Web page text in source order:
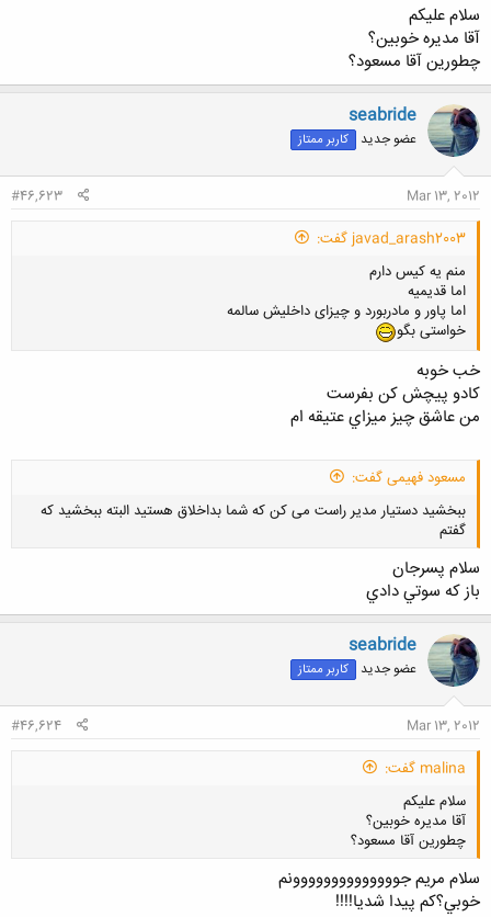
سلام علیکم
آقا مدیره خوبین؟
چطورین آقا مسعود؟
seabride
عضو جدید کاربر ممتاز
Mar 13, 2012
#46,623
javad_arash2003 گفت:
منم یه کیس دارم
اما قدیمیه
اما پاور و مادربورد و چیزای داخلیش سالمه
خواستی بگو
خب خوبه
كادو پيچش كن بفرست
من عاشق چيز ميزاي عتيقه ام
مسعود فهیمی گفت:
ببخشید دستیار مدیر راست می کن که شما بداخلاق هستید البته ببخشید که
گفتم
کلیک کنید تا باز شود...
سلام پسرجان
باز كه سوتي دادي
seabride
عضو جدید کاربر ممتاز
Mar 13, 2012
#46,624
malina گفت:
سلام علیکم
آقا مدیره خوبین؟
چطورین آقا مسعود؟
سلام مريم جوووووووووووووونم
خوبي؟كم پيدا شديا!!!!